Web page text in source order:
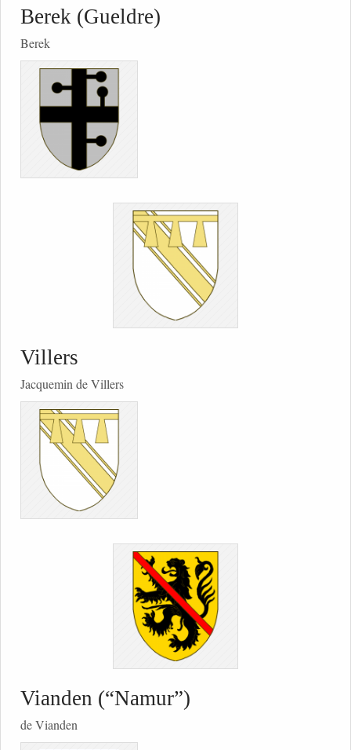
Berek (Gueldre)
Berek
Villers
Jacquemin de Villers
Vianden (“Namur”)
de Vianden